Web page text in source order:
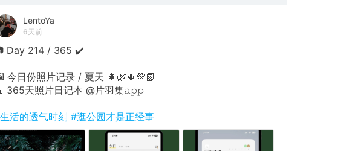
LentoYa
6天前
Day 214 / 365 ✔️
今日份照片记录 / 夏天 🌲🌿🌵💚📗
365天照片日记本 @片羽集𝚊𝚙𝚙
活的透气时刻 #逛公园才是正经事